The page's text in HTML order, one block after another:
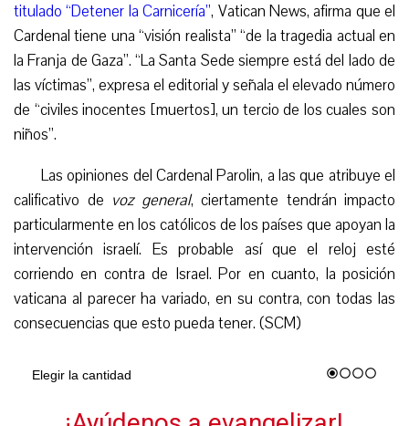
titulado “Detener la Carnicería”, Vatican News, afirma que el
Cardenal tiene una “visión realista” “de la tragedia actual en
la Franja de Gaza”. “La Santa Sede siempre está del lado de
las víctimas”, expresa el editorial y señala el elevado número
de “civiles inocentes [muertos], un tercio de los cuales son
niños”.
Las opiniones del Cardenal Parolin, a las que atribuye el
calificativo de voz general, ciertamente tendrán impacto
particularmente en los católicos de los países que apoyan la
intervención israelí. Es probable así que el reloj esté
corriendo en contra de Israel. Por en cuanto, la posición
vaticana al parecer ha variado, en su contra, con todas las
consecuencias que esto pueda tener. (SCM)